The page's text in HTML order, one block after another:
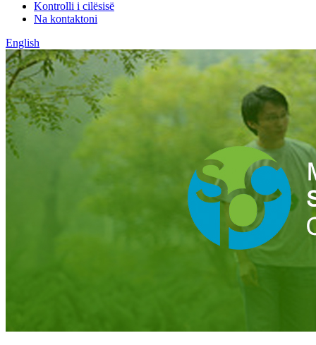
Kontrolli i cilësisë
Na kontaktoni
English